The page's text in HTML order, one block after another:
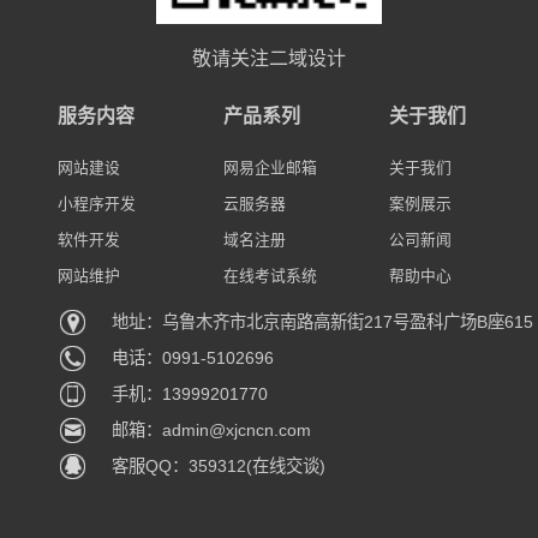
敬请关注二域设计
服务内容
网站建设
小程序开发
软件开发
网站维护
产品系列
网易企业邮箱
云服务器
域名注册
在线考试系统
关于我们
关于我们
案例展示
公司新闻
帮助中心
地址：乌鲁木齐市北京南路高新街217号盈科广场B座615
电话：0991-5102696
手机：13999201770
邮箱：admin@xjcncn.com
客服QQ：359312(在线交谈)